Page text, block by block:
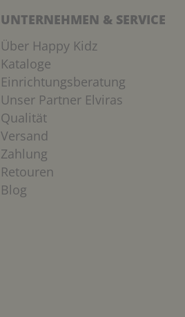
UNTERNEHMEN & SERVICE
Über Happy Kidz
Kataloge
Einrichtungsberatung
Unser Partner Elviras
Qualität
Versand
Zahlung
Retouren
Blog